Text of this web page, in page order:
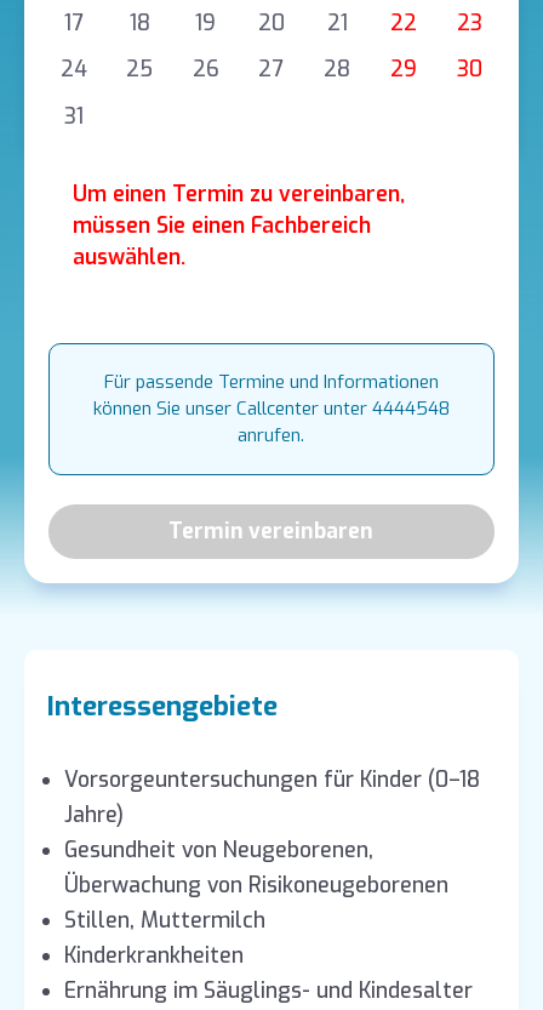
17
18 19 20 21 22
23
24
25 26 27 28 29
30
31
Um einen Termin zu vereinbaren,
müssen Sie einen Fachbereich
auswählen.
Für passende Termine und Informationen
können Sie unser Callcenter unter 4444548
anrufen.
Termin vereinbaren
Interessengebiete
Vorsorgeuntersuchungen für Kinder (0–18
Jahre)
Gesundheit von Neugeborenen,
Überwachung von Risikoneugeborenen
Stillen, Muttermilch
Kinderkrankheiten
Ernährung im Säuglings- und Kindesalter